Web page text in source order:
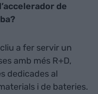
de
a fer servir un
amb més R+D,
dedicades al
i de bateries.